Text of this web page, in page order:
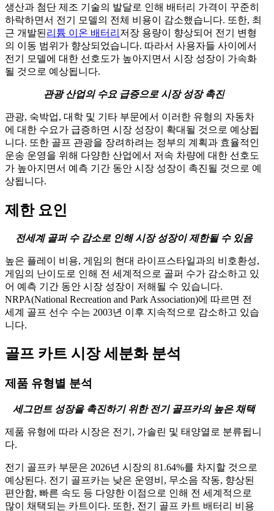
생산과 첨단 제조 기술의 발달로 인해 배터리 가격이 꾸준히
하락하면서 전기 모델의 전체 비용이 감소했습니다. 또한, 최
근 개발된 리튬 이온 배터리 저장 용량이 향상되어 전기 변형
의 이동 범위가 향상되었습니다. 따라서 사용자들 사이에서
전기 모델에 대한 선호도가 높아지면서 시장 성장이 가속화
될 것으로 예상됩니다.
관광 산업의 수요 급증으로 시장 성장 촉진
관광, 숙박업, 대학 및 기타 부문에서 이러한 유형의 자동차
에 대한 수요가 급증하면 시장 성장이 확대될 것으로 예상됩
니다. 또한 골프 관광을 장려하려는 정부의 계획과 효율적인
운송 운영을 위해 다양한 산업에서 저속 차량에 대한 선호도
가 높아지면서 예측 기간 동안 시장 성장이 촉진될 것으로 예
상됩니다.
제한 요인
전세계 골퍼 수 감소로 인해 시장 성장이 제한될 수 있음
높은 플레이 비용, 게임의 현대 라이프스타일과의 비호환성,
게임의 난이도로 인해 전 세계적으로 골퍼 수가 감소하고 있
어 예측 기간 동안 시장 성장이 저해될 수 있습니다.
NRPA(National Recreation and Park Association)에 따르면 전
세계 골프 선수 수는 2003년 이후 지속적으로 감소하고 있습
니다.
골프 카트 시장 세분화 분석
제품 유형별 분석
세그먼트 성장을 촉진하기 위한 전기 골프카의 높은 채택
제품 유형에 따라 시장은 전기, 가솔린 및 태양열로 분류됩니
다.
전기 골프카 부문은 2026년 시장의 81.64%를 차지할 것으로
예상된다. 전기 골프카는 낮은 운영비, 무소음 작동, 향상된
편안함, 빠른 속도 등 다양한 이점으로 인해 전 세계적으로
많이 채택되는 카트이다. 또한, 전기 골프 카트 배터리 비용